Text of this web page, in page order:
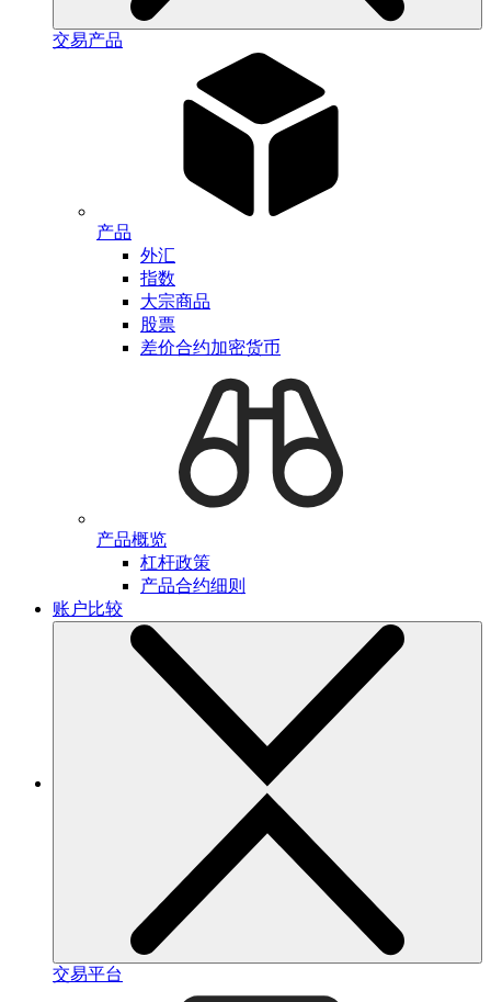
交易产品
产品
外汇
指数
大宗商品
股票
差价合约加密货币
产品概览
杠杆政策
产品合约细则
账户比较
交易平台